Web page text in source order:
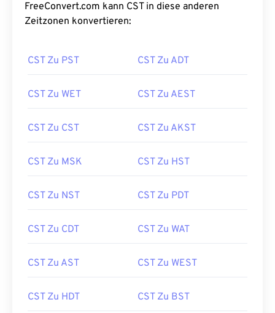
FreeConvert.com kann CST in diese anderen
Zeitzonen konvertieren:
CST Zu PST CST Zu ADT
CST Zu WET CST Zu AEST
CST Zu CST CST Zu AKST
CST Zu MSK CST Zu HST
CST Zu NST CST Zu PDT
CST Zu CDT CST Zu WAT
CST Zu AST CST Zu WEST
CST Zu HDT CST Zu BST